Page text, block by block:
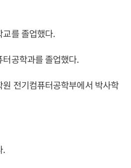
를 졸업했다.
공학과를 졸업했다.
전기컴퓨터공학부에서 박사학
.